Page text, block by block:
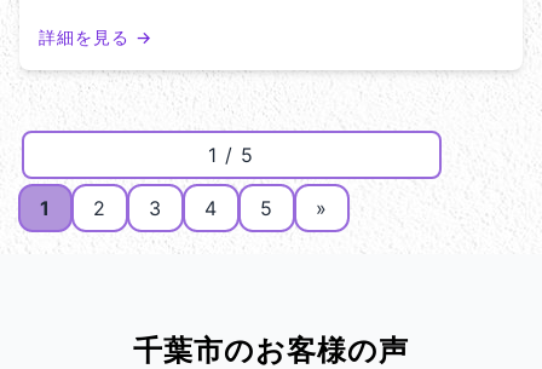
詳細を見る →
1 / 5
1 2 3 4 5 »
千葉市のお客様の声